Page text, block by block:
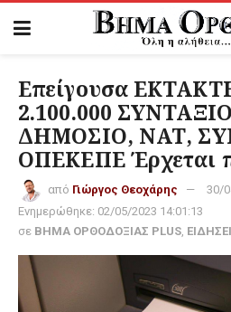
Επείγουσα
2.100.000
ΔΗΜΟΣΙΟ, ΝΑΤ,
ΟΠΕΚΕΠΕ Έρχεται
από Γιώργος Θεοχάρης
30/
Ενημερώθηκε: 02/05/2023 14:01:13
σε ΒΗΜΑ ΟΡΘΟΔΟΞΙΑΣ PLUS,